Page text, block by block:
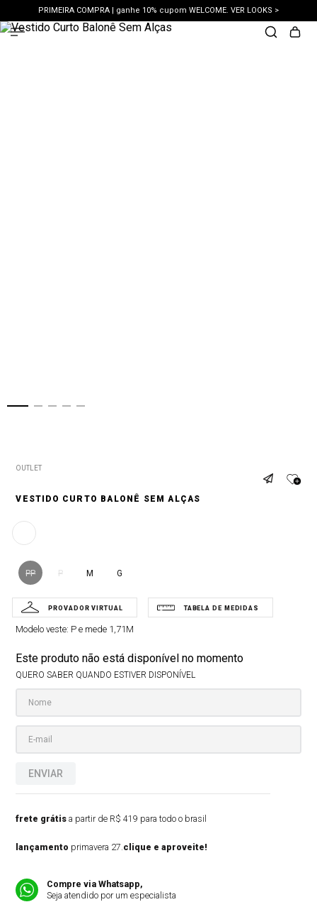
PRIMEIRA COMPRA | ganhe 10% cupom WELCOME. VER LOOKS >
PIX | 5% off no pix à vista. APROVEITAR >
OUTLET
VESTIDO CURTO BALONÊ SEM ALÇAS
PP P M G
Modelo veste: P e mede 1,71M
Este produto não está disponível no momento
QUERO SABER QUANDO ESTIVER DISPONÍVEL
ENVIAR
frete grátis a partir de R$ 419 para todo o brasil
lançamento primavera 27.clique e aproveite!
Compre via Whatsapp,
Seja atendido por um especialista